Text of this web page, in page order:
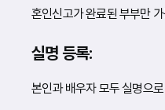
혼인신고가 완료된 부부만
실명 등록:
본인과 배우자 모두 실명으